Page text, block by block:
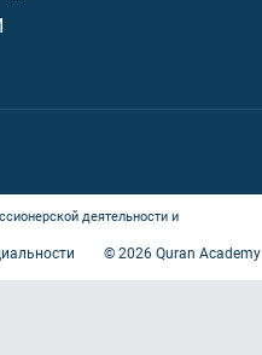
деятельности и
©2026Quran Academy